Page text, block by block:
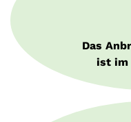
Das
ist im